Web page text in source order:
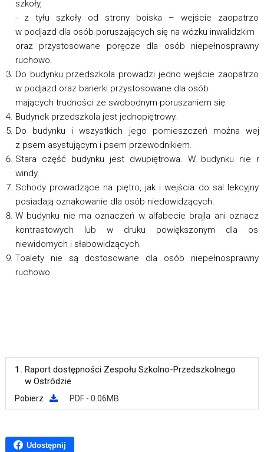
szkoły,
- z tyłu szkoły od strony boiska – wejście
w podjazd dla osób poruszających się na wózku inwalidzkim
oraz przystosowane poręcze dla osób
ruchowo.
Do budynku przedszkola prowadzi jedno wejście
w podjazd oraz barierki przystosowane dla osób
mających trudności ze swobodnym poruszaniem się.
Budynek przedszkola jest jednopiętrowy.
Do budynku i wszystkich jego pomieszczeń można
z psem asystującym i psem przewodnikiem.
Stara część budynku jest dwupiętrowa. W budynku nie
windy.
Schody prowadzące na piętro, jak i wejścia do sal
posiadają oznakowanie dla osób niedowidzących.
W budynku nie ma oznaczeń w alfabecie brajla ani
kontrastowych lub w druku powiększonym dla
niewidomych i słabowidzących.
Toalety nie są dostosowane dla osób
ruchowo.
1. Raport dostępności Zespołu Szkolno-Przedszkolnego
w Ostródzie
Pobierz PDF - 0.06MB
Udostępnij